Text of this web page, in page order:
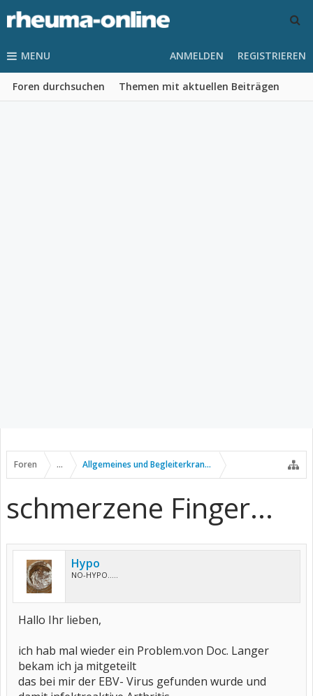
MENU
Foren durchsuchen Themen mit aktuellen Beiträgen
ANMELDEN REGISTRIEREN
Foren ... Allgemeines und Begleiterkrankungen
schmerzene Finger...
Hypo
NO-HYPO.....
Hallo Ihr lieben,
ich hab mal wieder ein Problem.von Doc. Langer
bekam ich ja mitgeteilt
das bei mir der EBV- Virus gefunden wurde und